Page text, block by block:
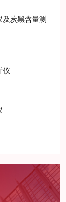
炭黑含量测
仪